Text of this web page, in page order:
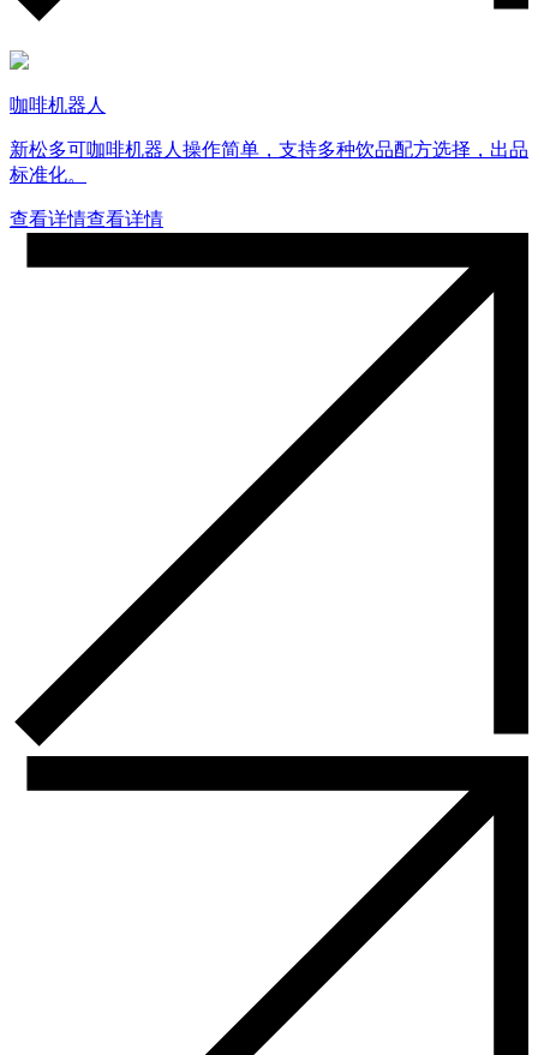
咖啡机器人
新松多可咖啡机器人操作简单，支持多种饮品配方选择，出品
标准化。
查看详情查看详情